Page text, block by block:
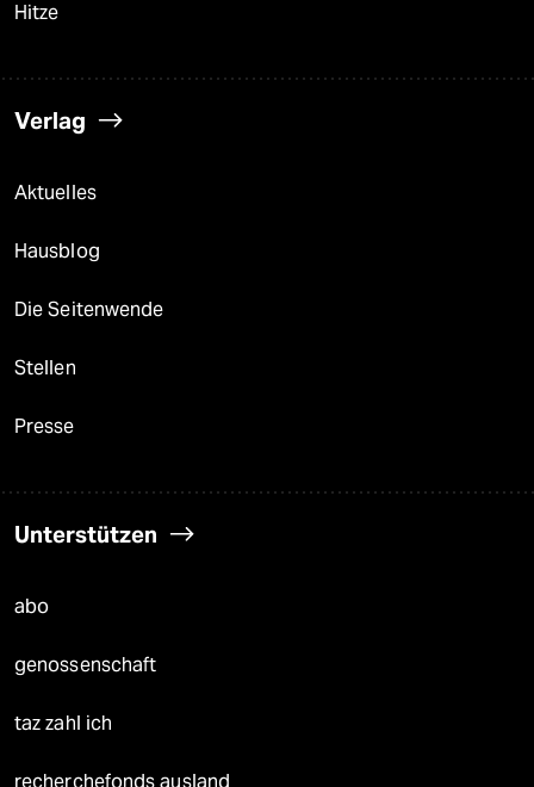
Hitze
Verlag
Aktuelles
Hausblog
Die Seitenwende
Stellen
Presse
Unterstützen
abo
genossenschaft
taz zahl ich
recherchefonds ausland